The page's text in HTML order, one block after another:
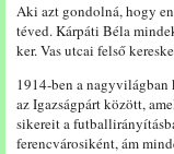
Aki azt gondolná, hogy
téved. Kárpáti Béla
ker. Vas utcai felső
1914-ben a
az Igazságpárt között,
sikereit a
ferencvárosiként, ám